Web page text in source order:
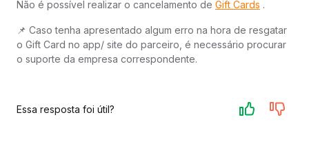
Não é possível realizar o cancelamento de Gift Cards .
📌 Caso tenha apresentado algum erro na hora de resgatar
o Gift Card no app/ site do parceiro, é necessário procurar
o suporte da empresa correspondente.
Essa resposta foi útil?